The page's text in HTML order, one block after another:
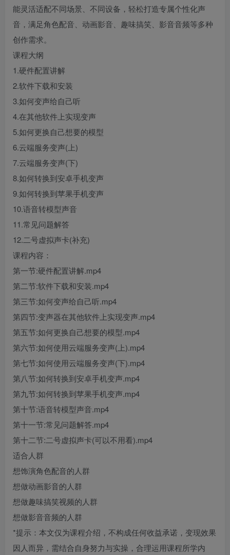
能灵活适配不同场景、不同设备，轻松打造专属个性化声
音，满足角色配音、动画影音、趣味搞笑、影音音频等多种
创作需求。
课程大纲
1.硬件配置讲解
2.软件下载和安装
3.如何变声给自己听
4.在其他软件上实现变声
5.如何更换自己想要的模型
6.云端服务变声(上)
7.云端服务变声(下)
8.如何转换到安卓手机变声
9.如何转换到苹果手机变声
10.语音转模型声音
11.常见问题解答
12.二号虚拟声卡(补充)
课程内容：
第一节:硬件配置讲解.mp4
第二节:软件下载和安装.mp4
第三节:如何变声给自己听.mp4
第四节:变声器在其他软件上实现变声.mp4
第五节:如何更换自己想要的模型.mp4
第六节:如何使用云端服务变声(上).mp4
第七节:如何使用云端服务变声(下).mp4
第八节:如何转换到安卓手机变声.mp4
第九节:如何转换到苹果手机变声.mp4
第十节:语音转模型声音.mp4
第十一节:常见问题解答.mp4
第十二节:二号虚拟声卡(可以不用看).mp4
适合人群
想饰演角色配音的人群
想做动画影音的人群
想做趣味搞笑视频的人群
想做影音音频的人群
*提示：本文仅为课程介绍，不构成任何收益承诺，变现效果
因人而异，需结合自身努力与实操，合理运用课程所学内